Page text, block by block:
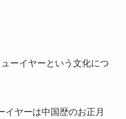
ーイヤーという文化につ
イヤーは中国歴のお正月